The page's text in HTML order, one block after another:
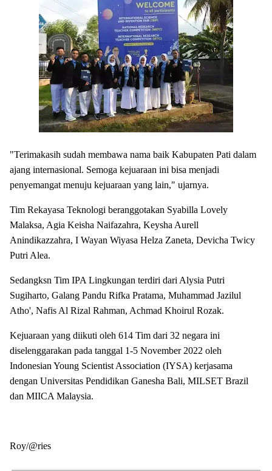
"Terimakasih sudah membawa nama baik Kabupaten Pati dalam
ajang internasional. Semoga kejuaraan ini bisa menjadi
penyemangat menuju kejuaraan yang lain," ujarnya.
Tim Rekayasa Teknologi beranggotakan Syabilla Lovely
Malaksa, Agia Keisha Naifazahra, Keysha Aurell
Anindikazzahra, I Wayan Wiyasa Helza Zaneta, Devicha Twicy
Putri Alea.
Sedangksn Tim IPA Lingkungan terdiri dari Alysia Putri
Sugiharto, Galang Pandu Rifka Pratama, Muhammad Jazilul
Atho', Nafis Al Rizal Rahman, Achmad Khoirul Rozak.
Kejuaraan yang diikuti oleh 614 Tim dari 32 negara ini
diselenggarakan pada tanggal 1-5 November 2022 oleh
Indonesian Young Scientist Association (IYSA) kerjasama
dengan Universitas Pendidikan Ganesha Bali, MILSET Brazil
dan MIICA Malaysia.
Roy/@ries